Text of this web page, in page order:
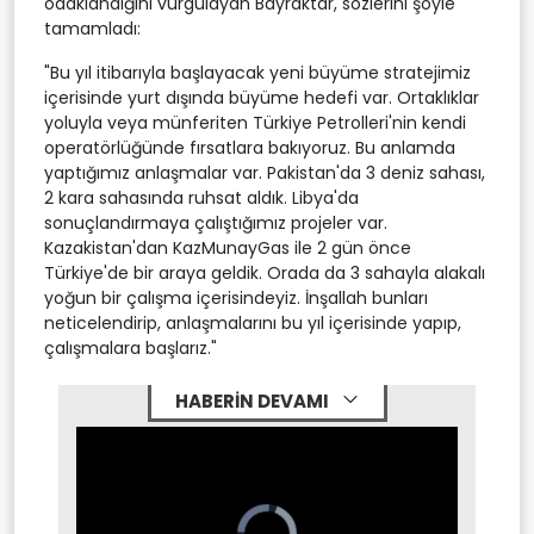
tamamladı:
"Bu yıl itibarıyla başlayacak yeni büyüme stratejimiz
içerisinde yurt dışında büyüme hedefi var. Ortaklıklar
yoluyla veya münferiten Türkiye Petrolleri'nin kendi
operatörlüğünde fırsatlara bakıyoruz. Bu anlamda
yaptığımız anlaşmalar var. Pakistan'da 3 deniz sahası,
2 kara sahasında ruhsat aldık. Libya'da
sonuçlandırmaya çalıştığımız projeler var.
Kazakistan'dan KazMunayGas ile 2 gün önce
Türkiye'de bir araya geldik. Orada da 3 sahayla alakalı
yoğun bir çalışma içerisindeyiz. İnşallah bunları
neticelendirip, anlaşmalarını bu yıl içerisinde yapıp,
çalışmalara başlarız."
HABERİN DEVAMI
Video
Player